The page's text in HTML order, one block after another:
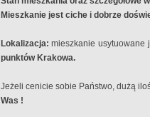
Mieszkanie jest ciche i dobrze
Lokalizacja:mieszkanie usytuowane
punktów Krakowa.
Jeżeli cenicie sobie Państwo, dużą
Was !